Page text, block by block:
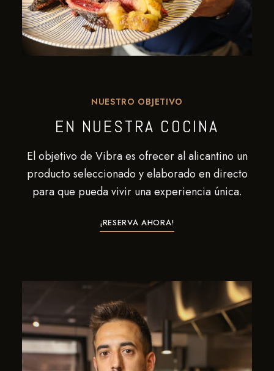
NUESTRO OBJETIVO
EN NUESTRA COCINA
El objetivo de Vibra es ofrecer al alicantino un
producto seleccionado y elaborado en directo
para que pueda vivir una experiencia única.
¡RESERVA AHORA!